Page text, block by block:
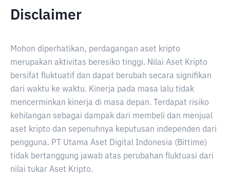
Disclaimer
Mohon diperhatikan, perdagangan aset kripto
merupakan aktivitas beresiko tinggi. Nilai Aset Kripto
bersifat fluktuatif dan dapat berubah secara signifikan
dari waktu ke waktu. Kinerja pada masa lalu tidak
mencerminkan kinerja di masa depan. Terdapat risiko
kehilangan sebagai dampak dari membeli dan menjual
aset kripto dan sepenuhnya keputusan independen dari
pengguna. PT Utama Aset Digital Indonesia (Bittime)
tidak bertanggung jawab atas perubahan fluktuasi dari
nilai tukar Aset Kripto.